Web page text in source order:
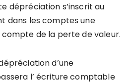
dépréciation s’inscrit au
dans les comptes une
de la perte de valeur.
d’une
l’ écriture comptable